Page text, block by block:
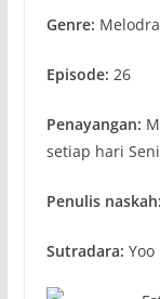
Genre:
Episode: 26
Penayangan:
setiap hari
Penulis naskah:
Sutradara: